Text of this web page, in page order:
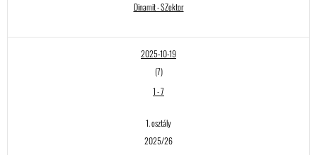
Dinamit - SZektor
2025-10-19
(7)
1-7
1. osztály
2025/26